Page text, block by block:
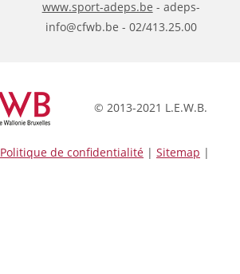
www.sport-adeps.be - adeps-
info@cfwb.be - 02/413.25.00
© 2013-2021 L.E.W.B.
Politique de confidentialité | Sitemap |